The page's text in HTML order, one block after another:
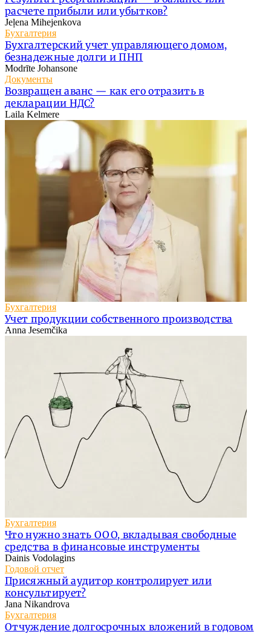
расчете прибыли или убытков?
Jeļena Mihejenkova
Бухгалтерия
Бухгалтерский учет управляющего домом,
безнадежные долги и ПНП
Modrīte Johansone
Документы
Возвращен аванс — как его отразить в
декларации НДС?
Laila Kelmere
Бухгалтерия
Учет продукции собственного производства
Anna Jesemčika
Бухгалтерия
Что нужно знать ООО, вкладывая свободные
средства в финансовые инструменты
Dainis Vodolagins
Годовой отчет
Присяжный аудитор контролирует или
консультирует?
Jana Nikandrova
Бухгалтерия
Отчуждение долгосрочных вложений в годовом